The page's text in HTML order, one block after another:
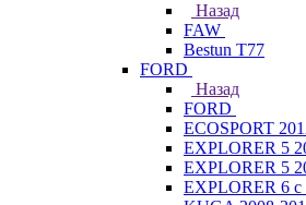
Назад
FAW
Bestun T77
FORD
Назад
FORD
ECOSPORT
EXPLORER 5
EXPLORER 5
EXPLORER 6 с